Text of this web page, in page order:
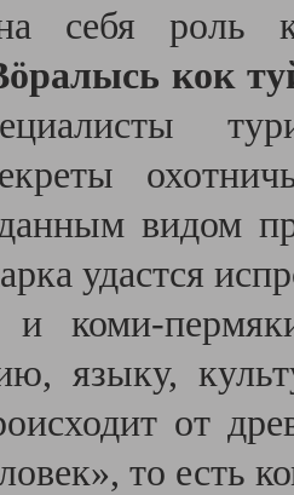
себя роль
кок
видом
удастся
и коми-
языку,
от
то есть